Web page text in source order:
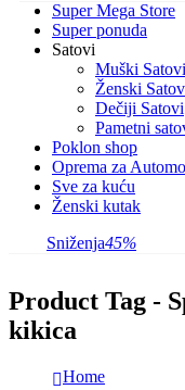
Super Mega Store
Super ponuda
Satovi
Muški Satovi
Ženski
Dečiji Satovi
Pametni
Poklon shop
Oprema za
Sve za kuću
Ženski kutak
Sniženja45%
Product Tag -
kikica
Home